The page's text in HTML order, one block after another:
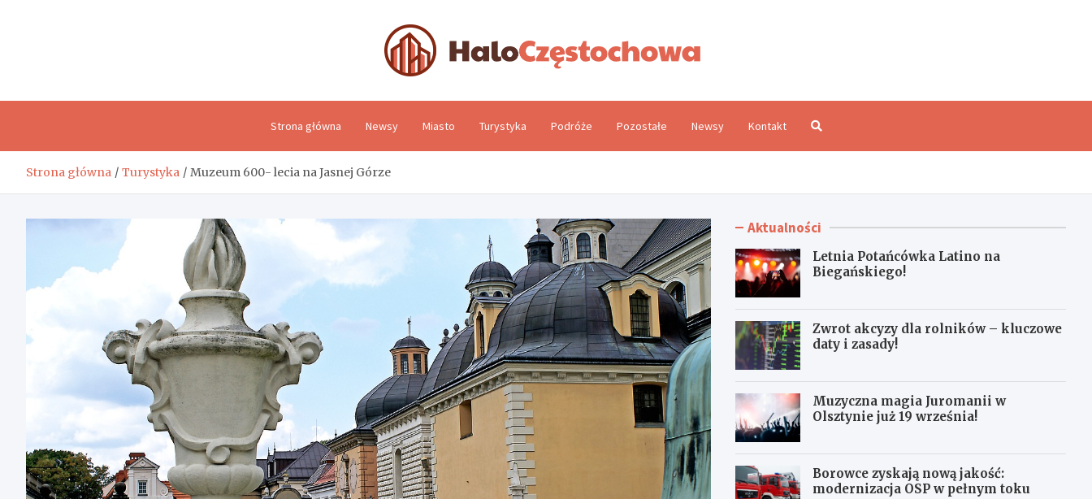
Strona główna Newsy Miasto Turystyka Podróże Pozostałe Newsy Kontakt
Strona główna Turystyka Muzeum 600- lecia na Jasnej Górze
Aktualności
Letnia Potańcówka Latino na
Biegańskiego!
Zwrot akcyzy dla rolników – kluczowe
daty i zasady!
Muzyczna magia Juromanii w
Olsztynie już 19 września!
Borowce zyskają nową jakość:
modernizacja OSP w pełnym toku